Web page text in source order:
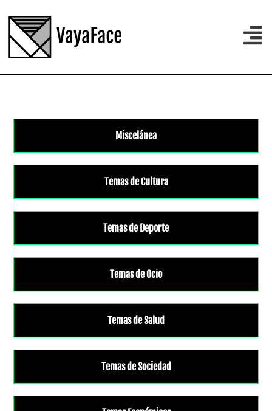
Miscelánea
Temas de Cultura
Temas de Deporte
Temas de Ocio
Temas de Salud
Temas de Sociedad